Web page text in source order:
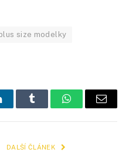
size modelky
Tumblr WhatsApp
E-
DALŠÍ ČLÁNEK